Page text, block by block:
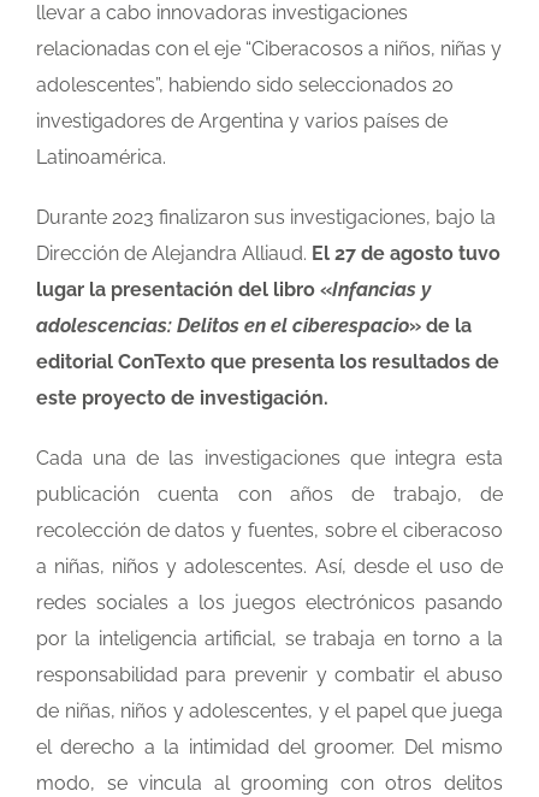
llevar a cabo innovadoras investigaciones
relacionadas con el eje “Ciberacosos a niños, niñas y
adolescentes”, habiendo sido seleccionados 20
investigadores de Argentina y varios países de
Latinoamérica.
Durante 2023 finalizaron sus investigaciones, bajo la
Dirección de Alejandra Alliaud. El 27 de agosto tuvo
lugar la presentación del libro «Infancias y
adolescencias: Delitos en el ciberespacio» de la
editorial ConTexto que presenta los resultados de
este proyecto de investigación.
Cada una de las investigaciones que integra esta
publicación cuenta con años de trabajo, de
recolección de datos y fuentes, sobre el ciberacoso
a niñas, niños y adolescentes. Así, desde el uso de
redes sociales a los juegos electrónicos pasando
por la inteligencia artificial, se trabaja en torno a la
responsabilidad para prevenir y combatir el abuso
de niñas, niños y adolescentes, y el papel que juega
el derecho a la intimidad del groomer. Del mismo
modo, se vincula al grooming con otros delitos